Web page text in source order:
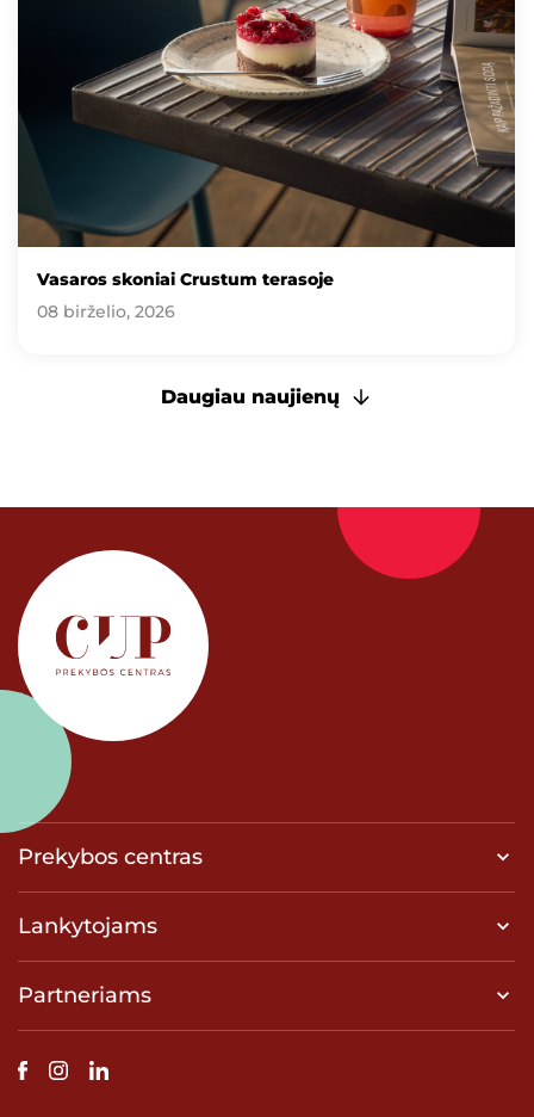
Vasaros skoniai Crustum terasoje
08 birželio, 2026
Daugiau naujienų
Prekybos centras
Lankytojams
Partneriams